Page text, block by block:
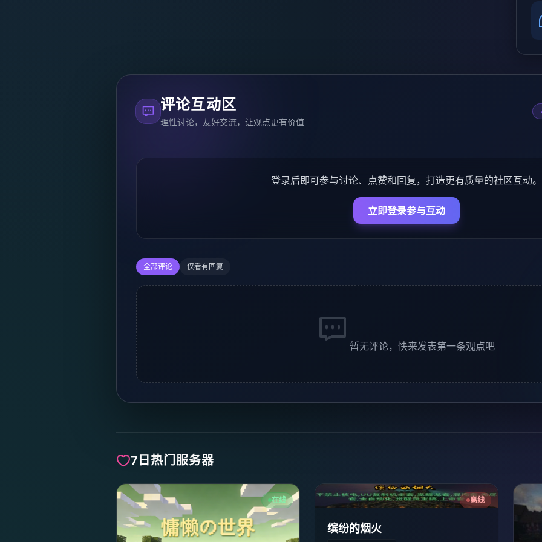
评论互动区
理性讨论，友好交流，让观点更有价值
登录后即可参与讨论、点赞和回复，打造更有质量的社区互动。
立即登录参与互动
全部评论 仅看有回复
暂无评论，快来发表第一条观点吧
7日热门服务器
在线 离线
缤纷的烟火